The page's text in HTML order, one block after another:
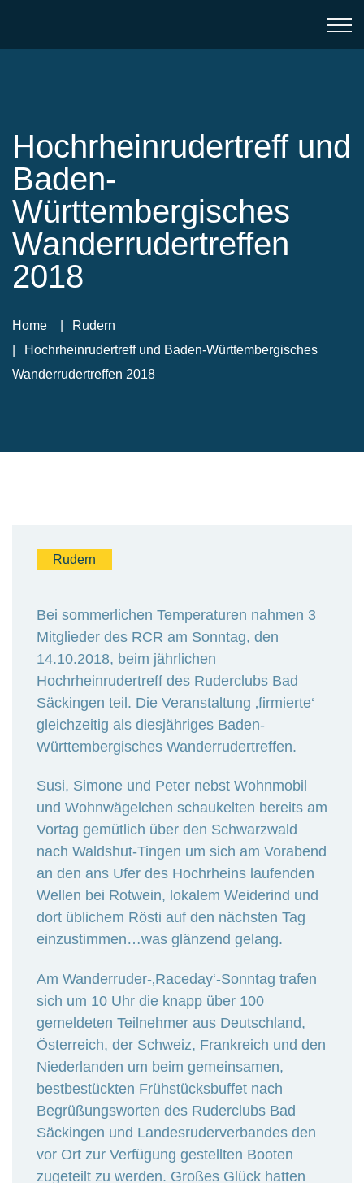
Hochrheinrudertreff und
Baden-
Württembergisches
Wanderrudertreffen
2018
Home
Rudern
Hochrheinrudertreff und Baden-Württembergisches
Wanderrudertreffen 2018
Rudern
Bei sommerlichen Temperaturen nahmen 3
Mitglieder des RCR am Sonntag, den
14.10.2018, beim jährlichen
Hochrheinrudertreff des Ruderclubs Bad
Säckingen teil. Die Veranstaltung ‚firmierte‘
gleichzeitig als diesjähriges Baden-
Württembergisches Wanderrudertreffen.
Susi, Simone und Peter nebst Wohnmobil
und Wohnwägelchen schaukelten bereits am
Vortag gemütlich über den Schwarzwald
nach Waldshut-Tingen um sich am Vorabend
an den ans Ufer des Hochrheins laufenden
Wellen bei Rotwein, lokalem Weiderind und
dort üblichem Rösti auf den nächsten Tag
einzustimmen…was glänzend gelang.
Am Wanderruder-‚Raceday‘-Sonntag trafen
sich um 10 Uhr die knapp über 100
gemeldeten Teilnehmer aus Deutschland,
Österreich, der Schweiz, Frankreich und den
Niederlanden um beim gemeinsamen,
bestbestückten Frühstücksbuffet nach
Begrüßungsworten des Ruderclubs Bad
Säckingen und Landesruderverbandes den
vor Ort zur Verfügung gestellten Booten
zugeteilt zu werden. Großes Glück hatten